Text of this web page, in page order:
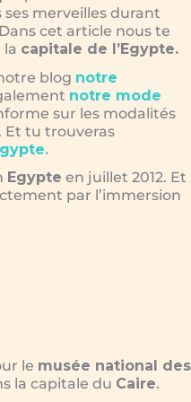
merveilles durant
cet article nous te
la capitale de l’Egypte.
blog notre
notre mode
sur les modalités
Et tu trouveras
.
Egypte en juillet 2012. Et
par l’immersion
le musée national des
la capitale du Caire.